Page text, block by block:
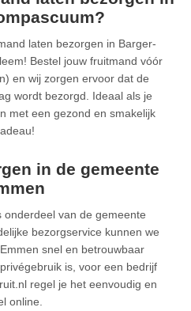
laten bezorgen in Barger-
Bestel jouw fruitmand vóór
en wij zorgen ervoor dat de
wordt bezorgd. Ideaal als je
met een gezond en smakelijk
in de gemeente
onderdeel van de gemeente
bezorgservice kunnen we
snel en betrouwbaar
is, voor een bedrijf
regel je het eenvoudig en
online.